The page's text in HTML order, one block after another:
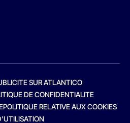
SUR ATLANTICO
DE CONFIDENTIALITE
POLITIQUE RELATIVE AUX COOKIES